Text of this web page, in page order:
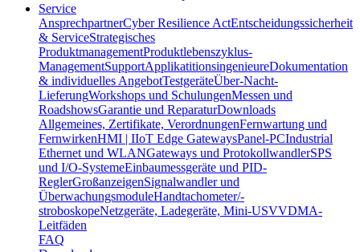
Service
AnsprechpartnerCyber Resilience ActEntscheidungssicherheit
& ServiceStrategisches
ProduktmanagementProduktlebenszyklus-
ManagementSupportApplikatitionsingenieureDokumentation
& individuelles AngebotTestgeräteÜber-Nacht-
LieferungWorkshops und SchulungenMessen und
RoadshowsGarantie und ReparaturDownloads
Allgemeines, Zertifikate, VerordnungenFernwartung und
FernwirkenHMI | IIoT Edge GatewaysPanel-PCIndustrial
Ethernet und WLANGateways und ProtokollwandlerSPS
und I/O-SystemeEinbaumessgeräte und PID-
ReglerGroßanzeigenSignalwandler und
ÜberwachungsmoduleHandtachometer/-
stroboskopeNetzgeräte, Ladegeräte, Mini-USVVDMA-
Leitfäden
FAQ